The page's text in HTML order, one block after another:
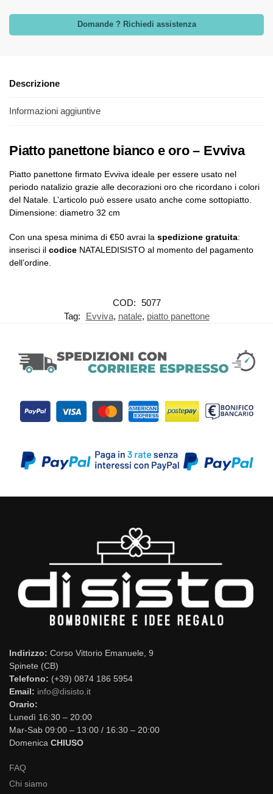
Domande ? Richiedi assistenza
Descrizione
Informazioni aggiuntive
Piatto panettone bianco e oro – Evviva
Piatto panettone firmato Evviva ideale per essere usato nel
periodo natalizio grazie alle decorazioni oro che ricordano i colori
del Natale. L’articolo può essere usato anche come sottopiatto.
Dimensione: diametro 32 cm
Con una spesa minima di €50 avrai la spedizione gratuita:
inserisci il codice NATALEDISISTO al momento del pagamento
dell’ordine.
COD: 5077
Tag:
Evviva, natale, piatto panettone
Indirizzo: Corso Vittorio Emanuele, 9
Spinete (CB)
Telefono: (+39) 0874 186 5954
Email: info@disisto.it
Orario:
Lunedì 16:30 – 20:00
Mar-Sab 09:00 – 13:00 / 16:30 – 20:00
Domenica CHIUSO
FAQ
Chi siamo